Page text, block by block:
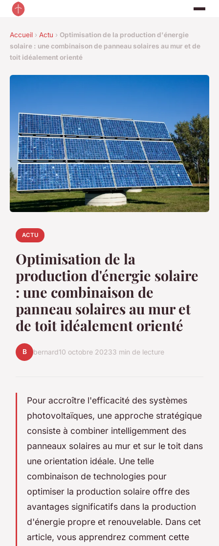
Accueil › Actu › Optimisation de la production d'énergie
solaire : une combinaison de panneau solaires au mur et de
toit idéalement orienté
ACTU
Optimisation de la
production d'énergie solaire
: une combinaison de
panneau solaires au mur et
de toit idéalement orienté
B bernard10 octobre 20233 min de lecture
Pour accroître l'efficacité des systèmes
photovoltaïques, une approche stratégique
consiste à combiner intelligemment des
panneaux solaires au mur et sur le toit dans
une orientation idéale. Une telle
combinaison de technologies pour
optimiser la production solaire offre des
avantages significatifs dans la production
d'énergie propre et renouvelable. Dans cet
article, vous apprendrez comment cette